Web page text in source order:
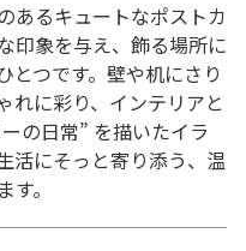
あるキュートなポストカ
印象を与え、飾る場所に
とつです。壁や机にさり
れに彩り、インテリアと
の日常” を描いたイラ
活にそっと寄り添う、温
。